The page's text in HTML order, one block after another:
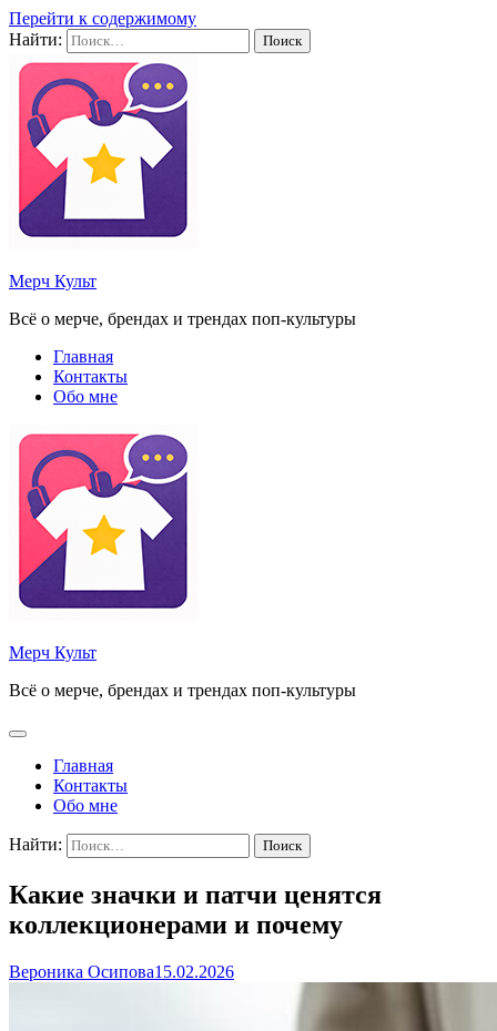
Перейти к содержимому
Найти:
Мерч Культ
Всё о мерче, брендах и трендах поп-культуры
Главная
Контакты
Обо мне
Мерч Культ
Всё о мерче, брендах и трендах поп-культуры
Главная
Контакты
Обо мне
Найти:
Какие значки и патчи ценятся
коллекционерами и почему
Вероника Осипова15.02.2026